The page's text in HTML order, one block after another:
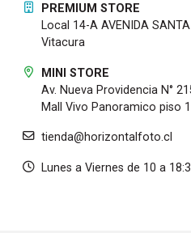
PREMIUM STORE
Local 14-A AVENIDA
Vitacura
MINI STORE
Av. Nueva Providencia N°
Mall Vivo Panoramico piso 1
tienda@horizontalfoto.cl
Lunes a Viernes de 10 a